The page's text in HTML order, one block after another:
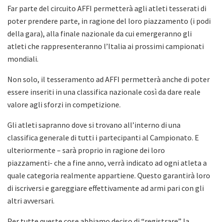
Far parte del circuito AFFI permetterà agli atleti tesserati di
poter prendere parte, in ragione del loro piazzamento (i podi
della gara), alla finale nazionale da cui emergeranno gli
atleti che rappresenteranno l’Italia ai prossimi campionati
mondiali.
Non solo, il tesseramento ad AFFI permetterà anche di poter
essere inseriti in una classifica nazionale così da dare reale
valore agli sforzi in competizione.
Gli atleti sapranno dove si trovano all’interno di una
classifica generale di tutti i partecipanti al Campionato. E
ulteriormente – sarà proprio in ragione dei loro
piazzamenti- che a fine anno, verrà indicato ad ogni atleta a
quale categoria realmente appartiene. Questo garantirà loro
di iscriversi e gareggiare effettivamente ad armi pari con gli
altri avversari.